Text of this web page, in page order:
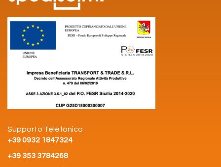
Supporto Telefonico
+39 0932 1847324
+39 353 3784268